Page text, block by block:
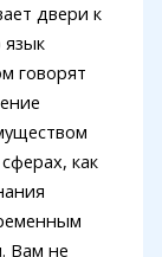
двери к
говорят
как
Вам не